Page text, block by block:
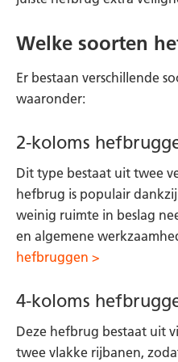
Welke soorten
Er bestaan verschillende
waaronder:
2-koloms
Dit type bestaat uit twee
hefbrug is populair
weinig ruimte in beslag
en algemene
hefbruggen >
4-koloms
Deze hefbrug bestaat uit
twee vlakke rijbanen,